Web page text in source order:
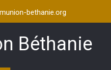
bethanie.org
Béthanie